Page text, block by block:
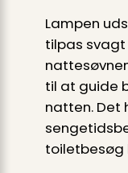
Lampen
tilpas svagt
til at guide
natten.
toiletbesøg